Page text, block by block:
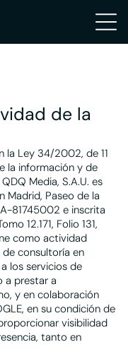
de la
la Ley 34/2002, de 11
la información y de
Media, S.A.U. es
Madrid, Paseo de la
81745002 e inscrita
12.171, Folio 131,
como actividad
consultoría en
los servicios de
a prestar a
y en colaboración
en su condición de
visibilidad
tanto en